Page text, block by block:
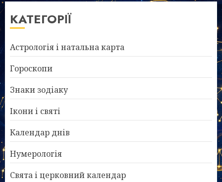
КАТЕГОРІЇ
Астрологія і натальна карта
Гороскопи
Знаки зодіаку
Ікони і святі
Календар днів
Нумерологія
Свята і церковний календар